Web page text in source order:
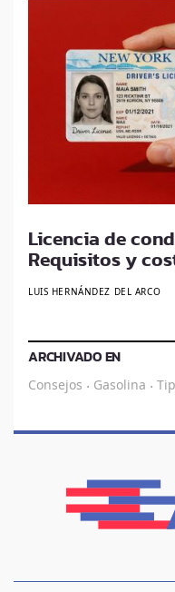
Licencia de
Requisitos y
LUIS HERNÁNDEZ DEL ARCO
ARCHIVADO EN
Consejos · Gasolina ·